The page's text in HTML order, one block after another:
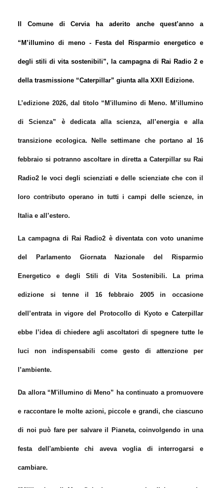
Il Comune di Cervia ha aderito anche quest’anno a
“M’illumino di meno - Festa del Risparmio energetico e
degli stili di vita sostenibili”, la campagna di Rai Radio 2 e
della trasmissione “Caterpillar” giunta alla XXII Edizione.
L’edizione 2026, dal titolo “M'illumino di Meno. M’illumino
di Scienza” è dedicata alla scienza, all’energia e alla
transizione ecologica. Nelle settimane che portano al 16
febbraio si potranno ascoltare in diretta a Caterpillar su Rai
Radio2 le voci degli scienziati e delle scienziate che con il
loro contributo operano in tutti i campi delle scienze, in
Italia e all’estero.
La campagna di Rai Radio2 è diventata con voto unanime
del Parlamento Giornata Nazionale del Risparmio
Energetico e degli Stili di Vita Sostenibili. La prima
edizione si tenne il 16 febbraio 2005 in occasione
dell’entrata in vigore del Protocollo di Kyoto e Caterpillar
ebbe l’idea di chiedere agli ascoltatori di spegnere tutte le
luci non indispensabili come gesto di attenzione per
l’ambiente.
Da allora “M'illumino di Meno” ha continuato a promuovere
e raccontare le molte azioni, piccole e grandi, che ciascuno
di noi può fare per salvare il Pianeta, coinvolgendo in una
festa dell'ambiente chi aveva voglia di interrogarsi e
cambiare.